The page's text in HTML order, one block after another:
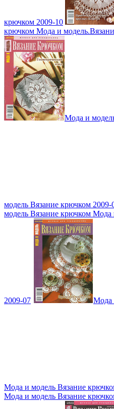
крючком 2009-10
крючком Мода и
Мода и
модель Вязание крючком 2009-
модель Вязание крючком
2009-07 Мода
Мода и модель Вязание
Мода и модель Вязание